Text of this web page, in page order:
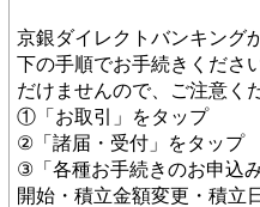
京銀ダイレクトバンキング
下の手順でお手続きくださ
だけませんので、ご注意く
①「お取引」をタップ
②「諸届・受付」をタップ
③「各種お手続きのお申込
開始・積立金額変更・積立